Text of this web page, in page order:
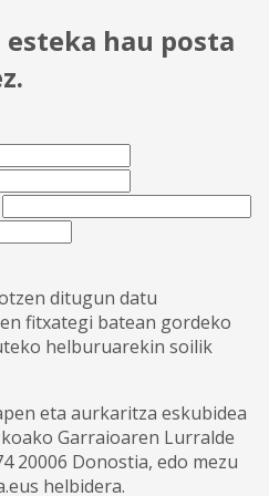
hau posta
ditugun datu
fitxategi batean gordeko
helburuarekin soilik
eta aurkaritza eskubidea
Garraioaren Lurralde
20006 Donostia, edo mezu
helbidera.